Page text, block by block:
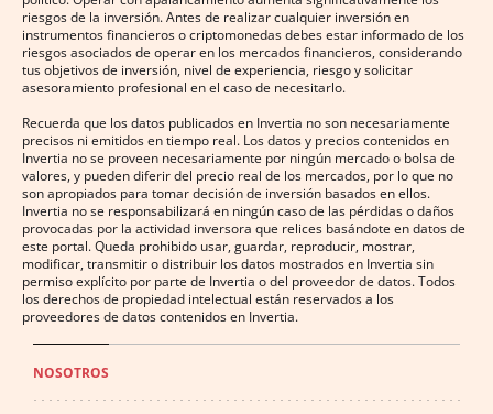
riesgos de la inversión. Antes de realizar cualquier inversión en
instrumentos financieros o criptomonedas debes estar informado de los
riesgos asociados de operar en los mercados financieros, considerando
tus objetivos de inversión, nivel de experiencia, riesgo y solicitar
asesoramiento profesional en el caso de necesitarlo.
Recuerda que los datos publicados en Invertia no son necesariamente
precisos ni emitidos en tiempo real. Los datos y precios contenidos en
Invertia no se proveen necesariamente por ningún mercado o bolsa de
valores, y pueden diferir del precio real de los mercados, por lo que no
son apropiados para tomar decisión de inversión basados en ellos.
Invertia no se responsabilizará en ningún caso de las pérdidas o daños
provocadas por la actividad inversora que relices basándote en datos de
este portal. Queda prohibido usar, guardar, reproducir, mostrar,
modificar, transmitir o distribuir los datos mostrados en Invertia sin
permiso explícito por parte de Invertia o del proveedor de datos. Todos
los derechos de propiedad intelectual están reservados a los
proveedores de datos contenidos en Invertia.
NOSOTROS